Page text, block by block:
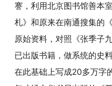
謇，利用北京图书馆善本
札》和原来在南通搜集的
原始资料，对照《张季子
已出版书籍，做系统的史
在此基础上写成20多万字